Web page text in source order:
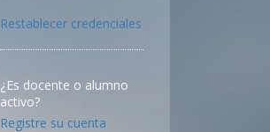
Restablecer credenciales
¿Es docente o alumno
activo?
Registre su cuenta